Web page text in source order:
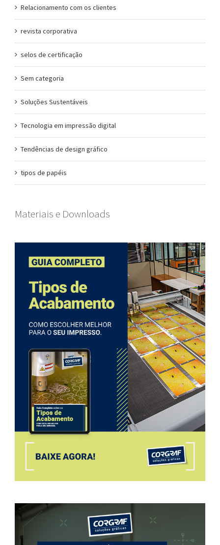
Relacionamento com os clientes
revista corporativa
selos de certificação
Sem categoria
Soluções Sustentáveis
Tecnologia em impressão digital
Tendências de design gráfico
tipos de papéis
Materiais e Downloads